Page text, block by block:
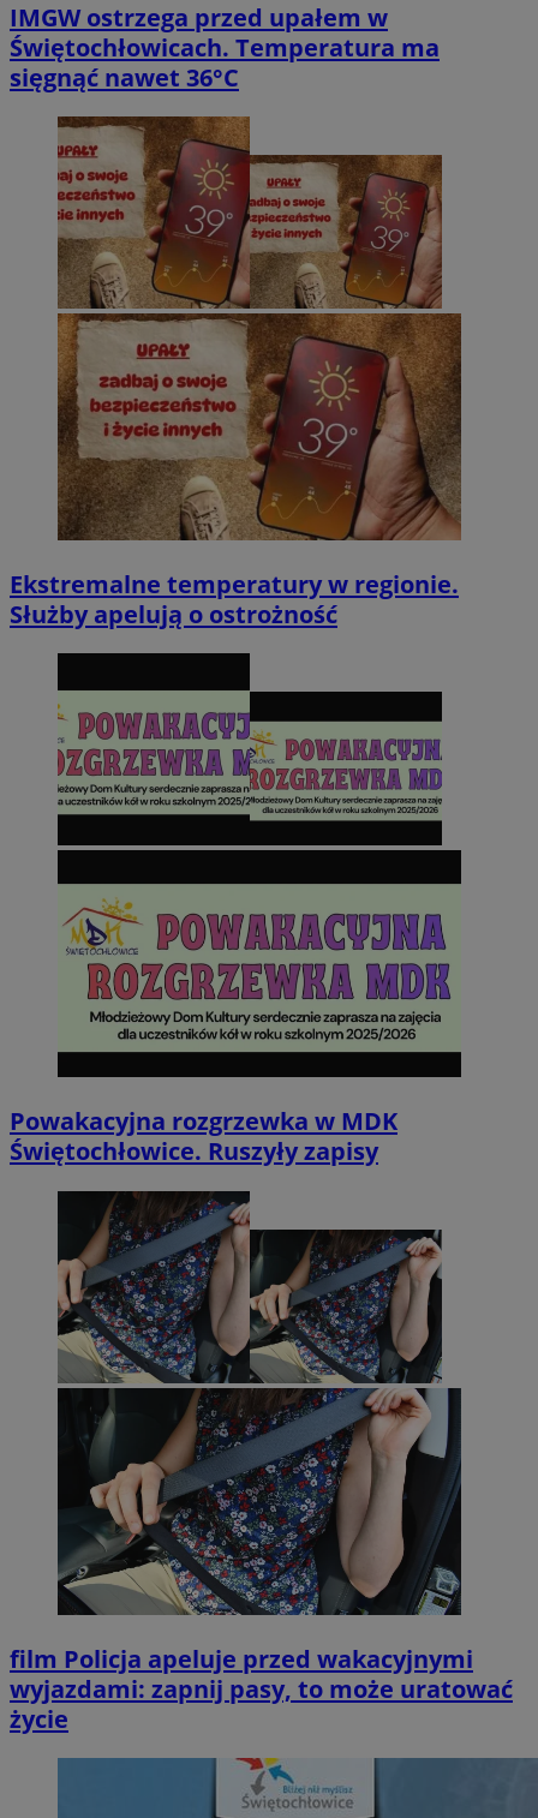
IMGW ostrzega przed upałem w
Świętochłowicach. Temperatura ma
sięgnąć nawet 36°C
Ekstremalne temperatury w regionie.
Służby apelują o ostrożność
Powakacyjna rozgrzewka w MDK
Świętochłowice. Ruszyły zapisy
film Policja apeluje przed wakacyjnymi
wyjazdami: zapnij pasy, to może uratować
życie